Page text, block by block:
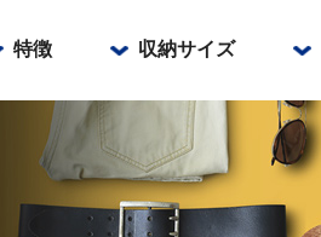
特徴 収納サイズ